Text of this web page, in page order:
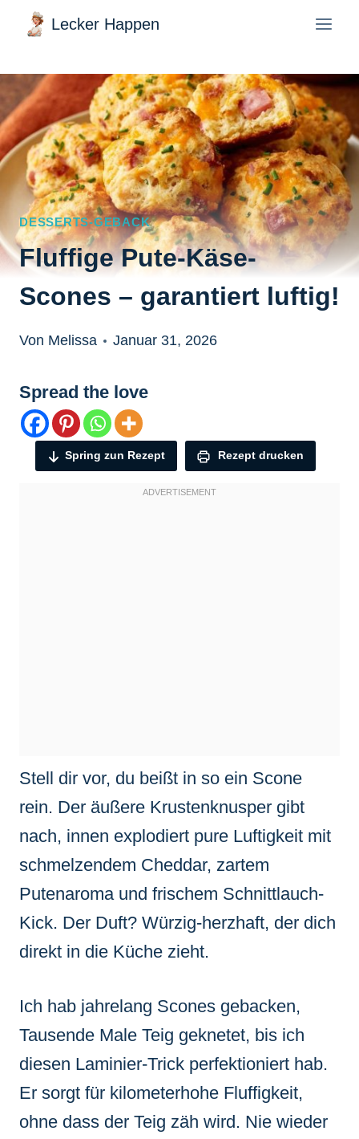
Zum
Inhalt
springen
Lecker Happen
DESSERTS-GEBACK
Fluffige Pute-Käse-
Scones – garantiert luftig!
Von Melissa Januar 31, 2026
Spread the love
Spring zun Rezept Rezept drucken
Stell dir vor, du beißt in so ein Scone
rein. Der äußere Krustenknusper gibt
nach, innen explodiert pure Luftigkeit mit
schmelzendem Cheddar, zartem
Putenaroma und frischem Schnittlauch-
Kick. Der Duft? Würzig-herzhaft, der dich
direkt in die Küche zieht.
Ich hab jahrelang Scones gebacken,
Tausende Male Teig geknetet, bis ich
diesen Laminier-Trick perfektioniert hab.
Er sorgt für kilometerhohe Fluffigkeit,
ohne dass der Teig zäh wird. Nie wieder